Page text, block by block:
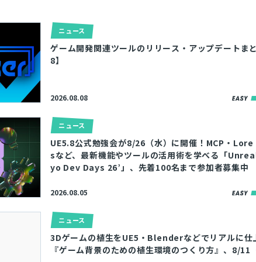
ニュース
ゲーム開発関連ツールのリリース・アップデートま
8】
2026.08.08
ニュース
UE5.8公式勉強会が8/26（水）に開催！MCP・
sなど、最新機能やツールの活用術を学べる「
yo Dev Days 26’」、先着100名まで参加者募集中
2026.08.05
ニュース
3Dゲームの植生をUE5・Blenderなどでリアルに仕
『ゲーム背景のための植生環境のつくり方』、8/11